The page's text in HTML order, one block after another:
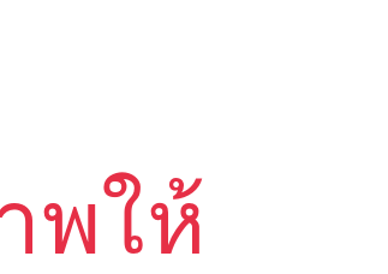
พให้